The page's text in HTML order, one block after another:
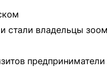
стали владельцы